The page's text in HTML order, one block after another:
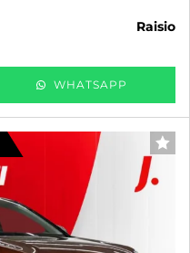
raisio
WHATSAPP